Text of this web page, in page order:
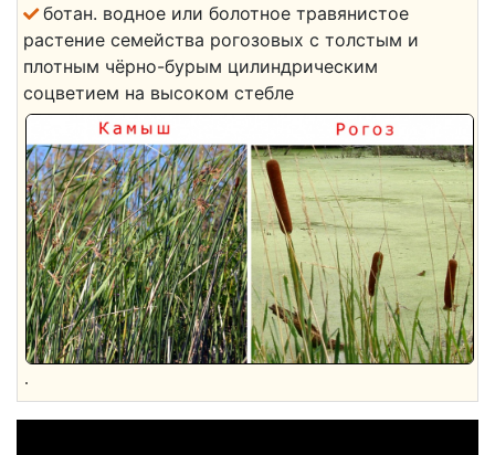
ботан. водное или болотное травянистое
растение семейства рогозовых с толстым и
плотным чёрно-бурым цилиндрическим
соцветием на высоком стебле